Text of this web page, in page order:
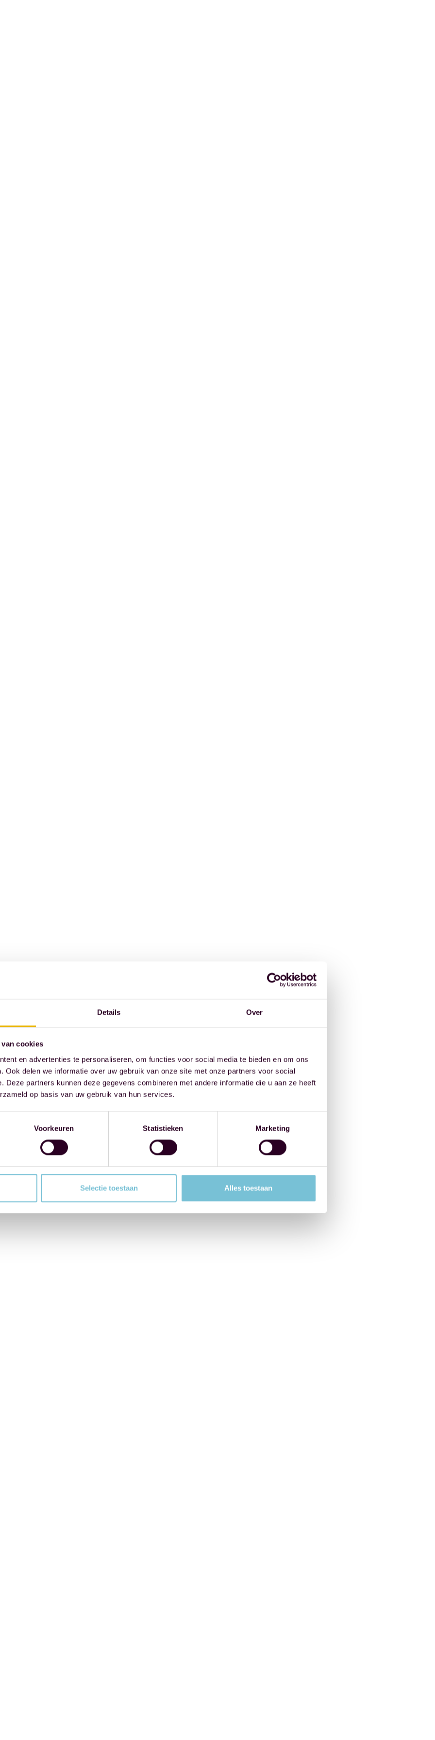
Details Over
van cookies
en advertenties te personaliseren, om functies voor social media te bieden en om ons
Ook delen we informatie over uw gebruik van onze site met onze partners voor social
Deze partners kunnen deze gegevens combineren met andere informatie die u aan ze heeft
op basis van uw gebruik van hun services.
Voorkeuren Statistieken Marketing
Selectie toestaan Alles toestaan